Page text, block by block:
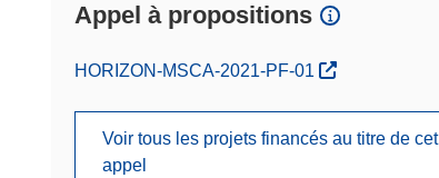
Appel à propositions
(s’ouvre dans une nouvelle fenêtre)
HORIZON-MSCA-2021-PF-01
Voir tous les projets financés au titre de cet
appel